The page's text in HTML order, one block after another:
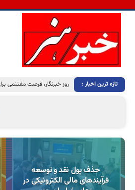
تازه ترین اخبار : روز خبرنگار، یادآور مجاهدت‌های خاموش انسان‌هایی است که رسالت خود را در جست‌وجوی حقیقت و آگاهی‌بخشی به جامعه معنا کرده‌اند
حذف پول نقد و توسعه
فرآیندهای مالی الکترونیکی در